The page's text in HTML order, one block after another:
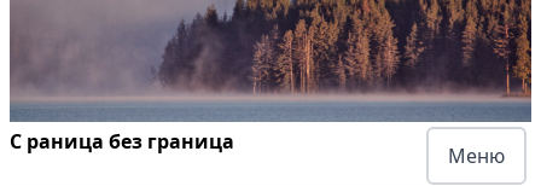
С раница без граница
Меню